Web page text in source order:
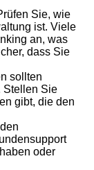
Sie, wie
ist. Viele
an, was
dass Sie
sollten
Stellen Sie
gibt, die den
oder